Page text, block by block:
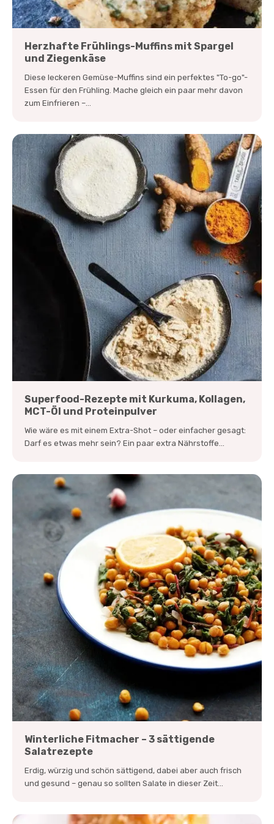
Herzhafte Frühlings-Muffins mit Spargel
und Ziegenkäse
Diese leckeren Gemüse-Muffins sind ein perfektes "To-go"-
Essen für den Frühling. Mache gleich ein paar mehr davon
zum Einfrieren –...
Superfood-Rezepte mit Kurkuma, Kollagen,
MCT-Öl und Proteinpulver
Wie wäre es mit einem Extra-Shot – oder einfacher gesagt:
Darf es etwas mehr sein? Ein paar extra Nährstoffe...
Winterliche Fitmacher – 3 sättigende
Salatrezepte
Erdig, würzig und schön sättigend, dabei aber auch frisch
und gesund – genau so sollten Salate in dieser Zeit...